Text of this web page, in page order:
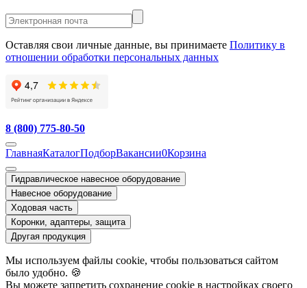
Оставляя свои личные данные, вы принимаете Политику в
отношении обработки персональных данных
8 (800) 775-80-50
ГлавнаяКаталогПодборВакансии0Корзина
Гидравлическое навесное оборудование
Навесное оборудование
Ходовая часть
Коронки, адаптеры, защита
Другая продукция
Мы используем файлы cookie, чтобы пользоваться сайтом
было удобно. 🍪
Вы можете запретить сохранение cookie в настройках своего